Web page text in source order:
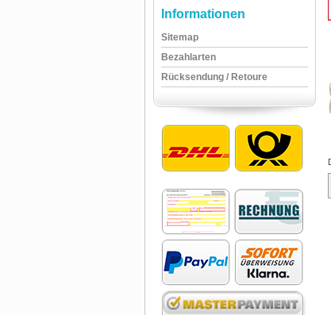
Informationen
Sitemap
Bezahlarten
Rücksendung / Retoure